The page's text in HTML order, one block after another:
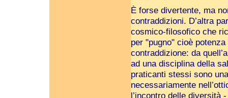
È forse divertente, ma
contraddizioni. D’altra
cosmico-filosofico che
per "pugno" cioè
contraddizione: da
ad una disciplina della
praticanti stessi sono
necessariamente
l’incontro delle diversità